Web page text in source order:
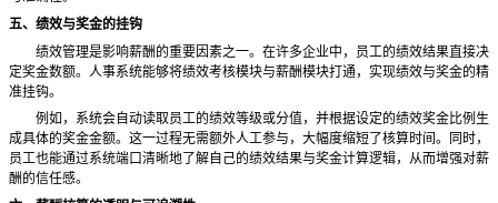
五、绩效与奖金的挂钩
绩效管理是影响薪酬的重要因素之一。在许多企业中，员工的绩效结果直接决
定奖金数额。人事系统能够将绩效考核模块与薪酬模块打通，实现绩效与奖金的精
准挂钩。
例如，系统会自动读取员工的绩效等级或分值，并根据设定的绩效奖金比例生
成具体的奖金金额。这一过程无需额外人工参与，大幅度缩短了核算时间。同时，
员工也能通过系统端口清晰地了解自己的绩效结果与奖金计算逻辑，从而增强对薪
酬的信任感。